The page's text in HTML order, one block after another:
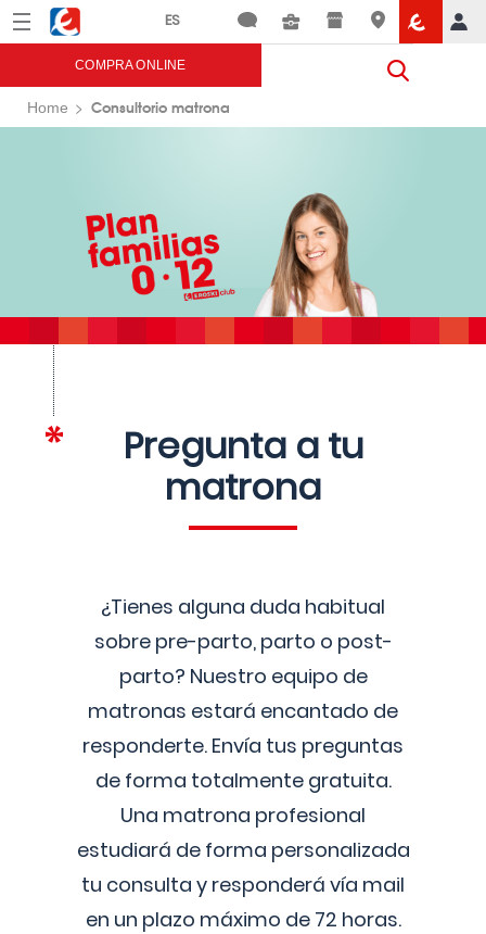
Menú Eroski
COMPRA ONLINE
Home Consultorio matrona
Pregunta a tu
matrona
¿Tienes alguna duda habitual
sobre pre-parto, parto o post-
parto? Nuestro equipo de
matronas estará encantado de
responderte. Envía tus preguntas
de forma totalmente gratuita.
Una matrona profesional
estudiará de forma personalizada
tu consulta y responderá vía mail
en un plazo máximo de 72 horas.